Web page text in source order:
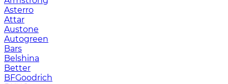
Asterro
Attar
Austone
Autogreen
Bars
Belshina
Better
BFGoodrich